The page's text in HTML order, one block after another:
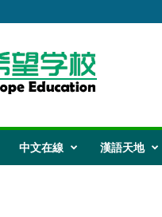
中文在線 漢語天地